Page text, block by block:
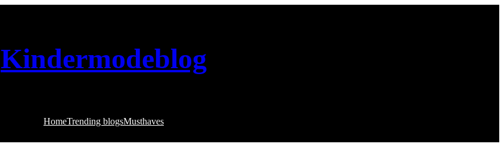
Kindermodeblog
HomeTrending blogsMusthaves